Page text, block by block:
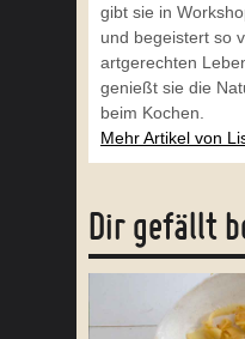
gibt sie in
und begeistert so
artgerechten
genießt sie die
beim Kochen.
Mehr Artikel von
Dir gefällt